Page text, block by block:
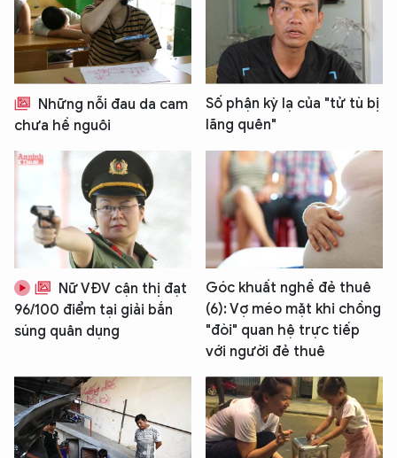
Những nỗi đau da cam
chưa hề nguôi
Số phận kỳ lạ của "tử tù bị
lãng quên"
Nữ VĐV cận thị đạt
96/100 điểm tại giải bắn
súng quân dụng
Góc khuất nghề đẻ thuê
(6): Vợ méo mặt khi chồng
"đòi" quan hệ trực tiếp
với người đẻ thuê